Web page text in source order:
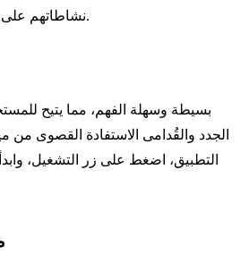
نشاطاتهم على الإنترنت تظل سرية تمامًا.
الجدد والقُدامى الاستفادة القصوى من
التطبيق، اضغط على زر التشغيل،